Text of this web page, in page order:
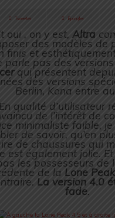
Tweeter Épingler
oui , on y est, Altra
des modèles de
finis et
parle pas des versions
qui présentent
des versions
Berlin, Kona entre
En qualité d’utilisateur
de l’intérêt de
minimaliste faible,
de savoir, qu’en
de chaussures qui
est également jolie.
les possesseurs de
de la Lone Peak
La version 4.0
fade.